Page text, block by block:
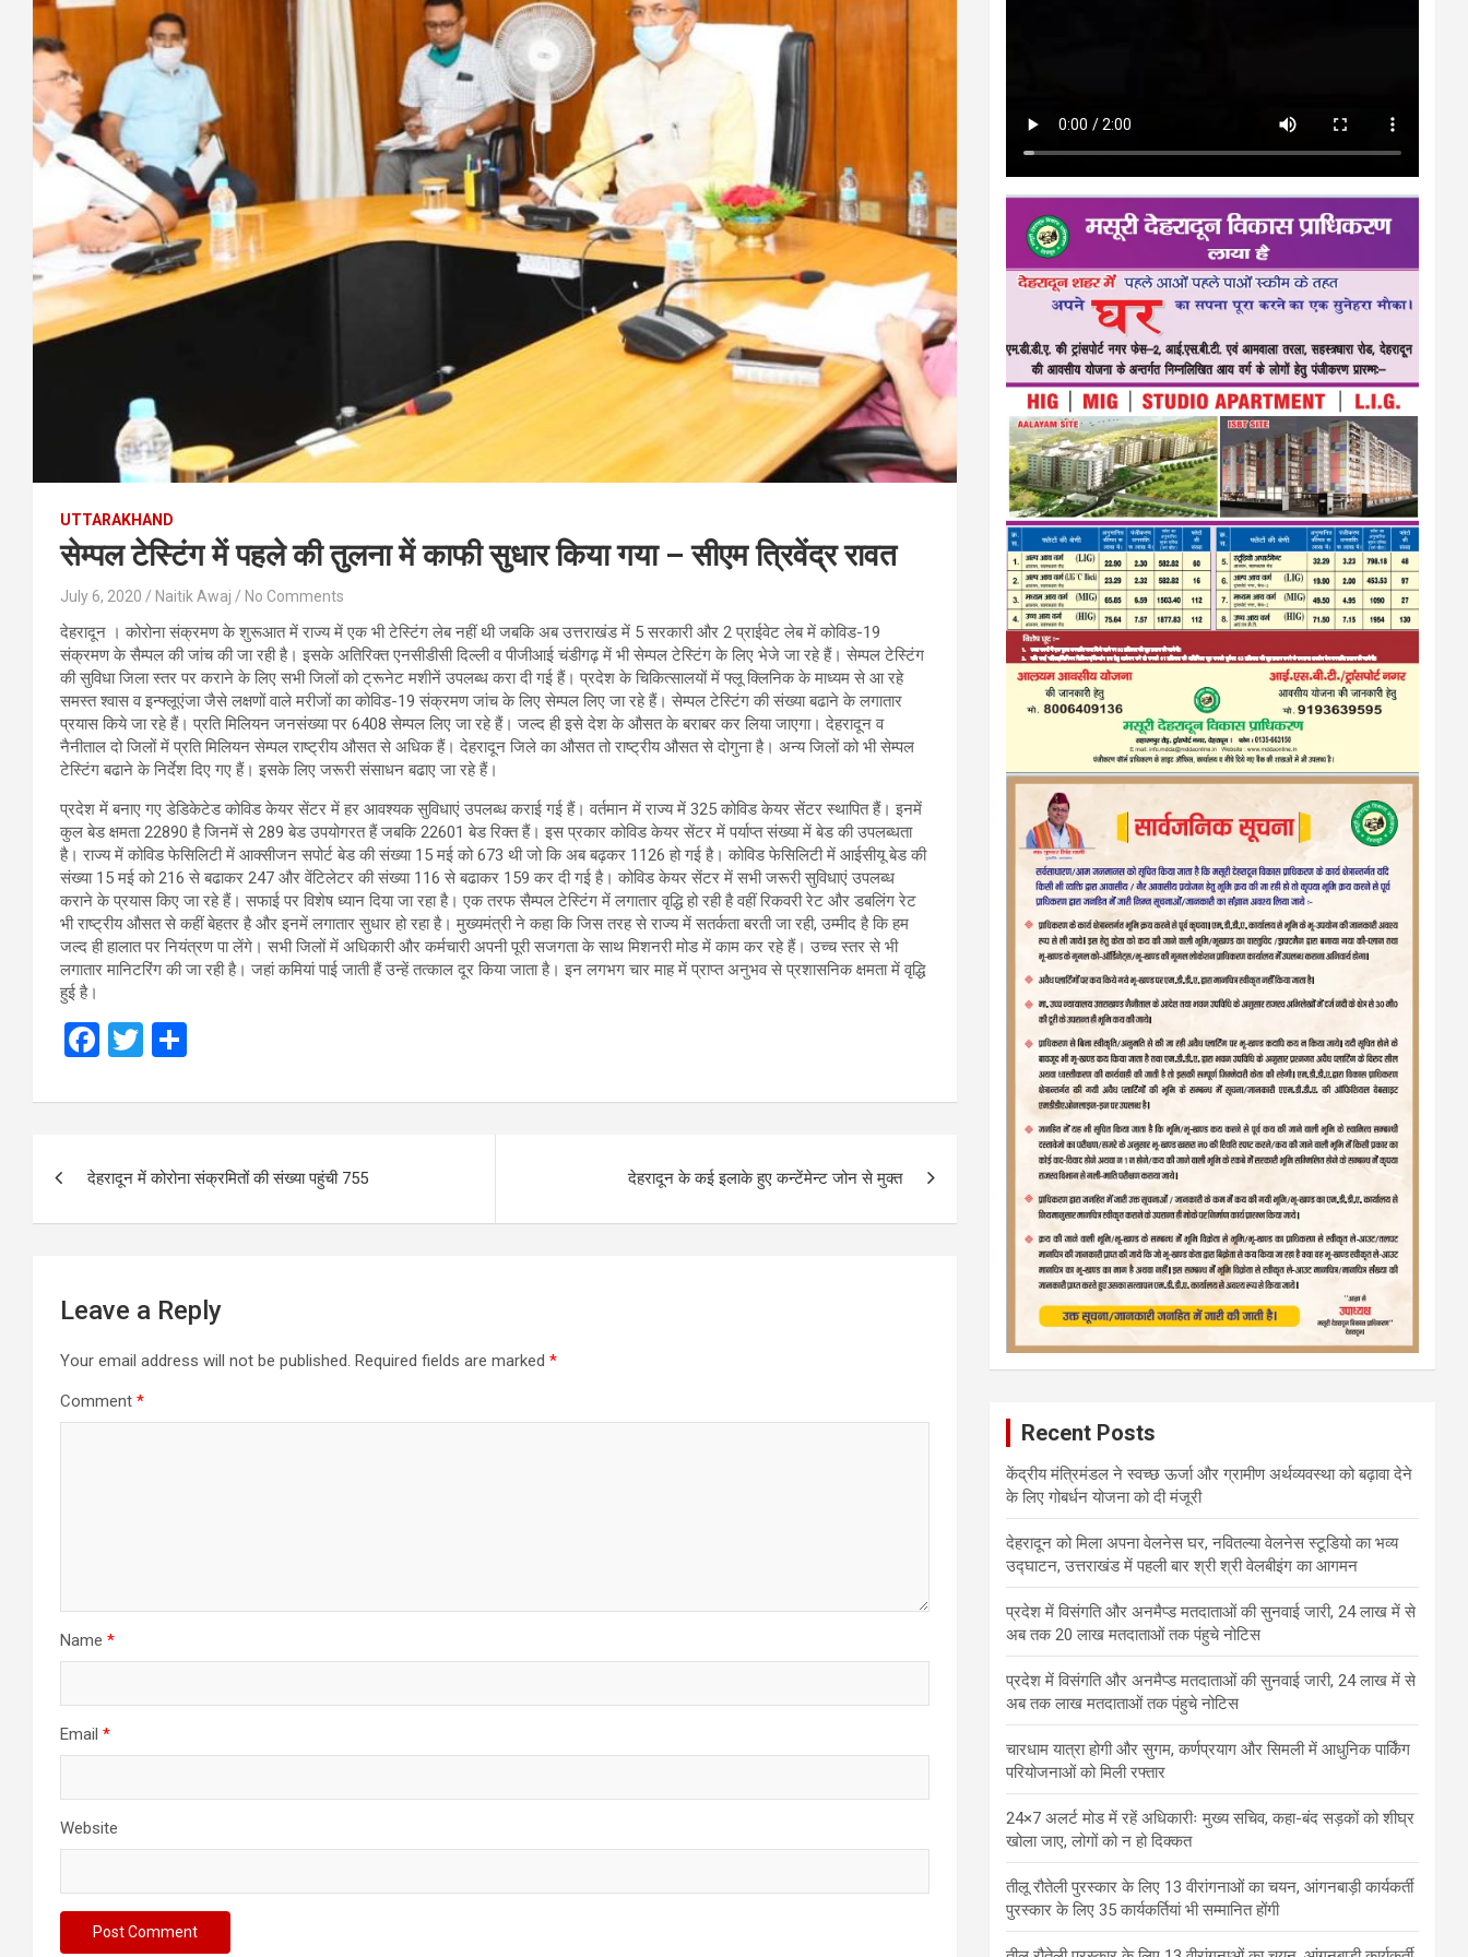
UTTARAKHAND
सेम्पल टेस्टिंग में पहले की तुलना में काफी सुधार किया गया – सीएम त्रिवेंद्र रावत
July 6, 2020 Naitik Awaj No Comments
देहरादून । कोरोना संक्रमण के शुरूआत में राज्य में एक भी टेस्टिंग लेब नहीं थी जबकि अब उत्तराखंड में 5 सरकारी और 2 प्राईवेट लेब में कोविड-19
संक्रमण के सैम्पल की जांच की जा रही है। इसके अतिरिक्त एनसीडीसी दिल्ली व पीजीआई चंडीगढ़ में भी सेम्पल टेस्टिंग के लिए भेजे जा रहे हैं। सेम्पल टेस्टिंग
की सुविधा जिला स्तर पर कराने के लिए सभी जिलों को ट्रूनेट मशीनें उपलब्ध करा दी गई हैं। प्रदेश के चिकित्सालयों में फ्लू क्लिनिक के माध्यम से आ रहे
समस्त श्वास व इन्फ्लूएंजा जैसे लक्षणों वाले मरीजों का कोविड-19 संक्रमण जांच के लिए सेम्पल लिए जा रहे हैं। सेम्पल टेस्टिंग की संख्या बढाने के लगातार
प्रयास किये जा रहे हैं। प्रति मिलियन जनसंख्या पर 6408 सेम्पल लिए जा रहे हैं। जल्द ही इसे देश के औसत के बराबर कर लिया जाएगा। देहरादून व
नैनीताल दो जिलों में प्रति मिलियन सेम्पल राष्ट्रीय औसत से अधिक हैं। देहरादून जिले का औसत तो राष्ट्रीय औसत से दोगुना है। अन्य जिलों को भी सेम्पल
टेस्टिंग बढाने के निर्देश दिए गए हैं। इसके लिए जरूरी संसाधन बढाए जा रहे हैं।
प्रदेश में बनाए गए डेडिकेटेड कोविड केयर सेंटर में हर आवश्यक सुविधाएं उपलब्ध कराई गई हैं। वर्तमान में राज्य में 325 कोविड केयर सेंटर स्थापित हैं। इनमें
कुल बेड क्षमता 22890 है जिनमें से 289 बेड उपयोगरत हैं जबकि 22601 बेड रिक्त हैं। इस प्रकार कोविड केयर सेंटर में पर्याप्त संख्या में बेड की उपलब्धता
है। राज्य में कोविड फेसिलिटी में आक्सीजन सपोर्ट बेड की संख्या 15 मई को 673 थी जो कि अब बढ़कर 1126 हो गई है। कोविड फेसिलिटी में आईसीयू बेड की
संख्या 15 मई को 216 से बढाकर 247 और वेंटिलेटर की संख्या 116 से बढाकर 159 कर दी गई है। कोविड केयर सेंटर में सभी जरूरी सुविधाएं उपलब्ध
कराने के प्रयास किए जा रहे हैं। सफाई पर विशेष ध्यान दिया जा रहा है। एक तरफ सैम्पल टेस्टिंग में लगातार वृद्धि हो रही है वहीं रिकवरी रेट और डबलिंग रेट
भी राष्ट्रीय औसत से कहीं बेहतर है और इनमें लगातार सुधार हो रहा है। मुख्यमंत्री ने कहा कि जिस तरह से राज्य में सतर्कता बरती जा रही, उम्मीद है कि हम
जल्द ही हालात पर नियंत्रण पा लेंगे। सभी जिलों में अधिकारी और कर्मचारी अपनी पूरी सजगता के साथ मिशनरी मोड में काम कर रहे हैं। उच्च स्तर से भी
लगातार मानिटरिंग की जा रही है। जहां कमियां पाई जाती हैं उन्हें तत्काल दूर किया जाता है। इन लगभग चार माह में प्राप्त अनुभव से प्रशासनिक क्षमता में वृद्धि
हुई है।
F
ce
o
o
T
tt ar
navigation
देहरादून में कोरोना संक्रमितों की संख्या पहुंची 755 देहरादून के कई इलाके हुए कन्टेंमेन्ट जोन से मुक्त
Leave a Reply
Your email address will not be published. Required fields are marked *
Comment *
Name *
Email *
Website
Recent Posts
केंद्रीय मंत्रिमंडल ने स्वच्छ ऊर्जा और ग्रामीण अर्थव्यवस्था को बढ़ावा देने
के लिए गोबर्धन योजना को दी मंजूरी
देहरादून को मिला अपना वेलनेस घर, नवितल्या वेलनेस स्टूडियो का भव्य
उद्घाटन, उत्तराखंड में पहली बार श्री श्री वेलबीइंग का आगमन
प्रदेश में विसंगति और अनमैप्ड मतदाताओं की सुनवाई जारी, 24 लाख में से
अब तक 20 लाख मतदाताओं तक पंहुचे नोटिस
प्रदेश में विसंगति और अनमैप्ड मतदाताओं की सुनवाई जारी, 24 लाख में से
अब तक लाख मतदाताओं तक पंहुचे नोटिस
चारधाम यात्रा होगी और सुगम, कर्णप्रयाग और सिमली में आधुनिक पार्किंग
परियोजनाओं को मिली रफ्तार
24×7 अलर्ट मोड में रहें अधिकारीः मुख्य सचिव, कहा-बंद सड़कों को शीघ्र
खोला जाए, लोगों को न हो दिक्कत
तीलू रौतेली पुरस्कार के लिए 13 वीरांगनाओं का चयन, आंगनबाड़ी कार्यकर्ती
पुरस्कार के लिए 35 कार्यकर्तियां भी सम्मानित होंगी